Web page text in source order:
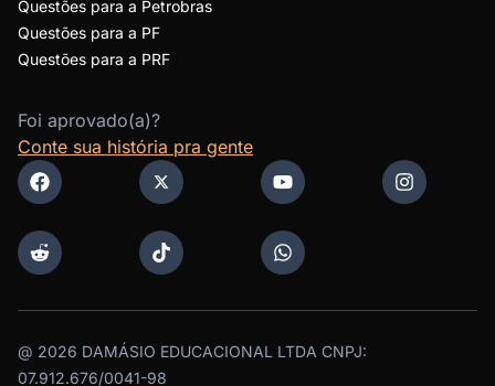
Questões para a Petrobras
Questões para a PF
Questões para a PRF
Foi aprovado(a)?
Conte sua história pra gente
@ 2026 DAMÁSIO EDUCACIONAL LTDA CNPJ:
07.912.676/0041-98